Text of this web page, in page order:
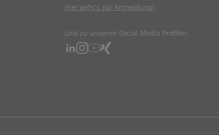
Hier geht's zur Anmeldung!
Link zu unseren Social Media Profilen